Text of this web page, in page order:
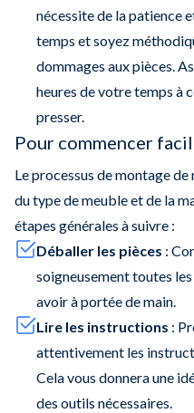
nécessite de la patience
temps et soyez
dommages aux pièces.
heures de votre temps à
presser.
Pour commencer
Le processus de montage
du type de meuble et de la
étapes générales à suivre :
Déballer les pièces :
soigneusement toutes
avoir à portée de main.
Lire les instructions :
attentivement les
Cela vous donnera une
des outils nécessaires.